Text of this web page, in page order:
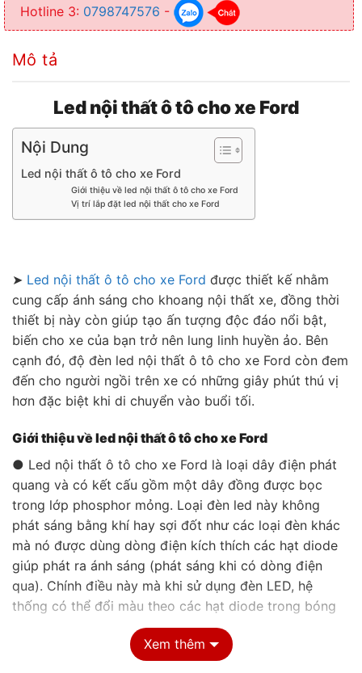
Hotline 3: 0798747576 -
Mô tả
Led nội thất ô tô cho xe Ford
Nội Dung
Led nội thất ô tô cho xe Ford
Giới thiệu về led nội thất ô tô cho xe Ford
Vị trí lắp đặt led nội thất cho xe Ford
➤ Led nội thất ô tô cho xe Ford được thiết kế nhằm
cung cấp ánh sáng cho khoang nội thất xe, đồng thời
thiết bị này còn giúp tạo ấn tượng độc đáo nổi bật,
biến cho xe của bạn trở nên lung linh huyền ảo. Bên
cạnh đó, độ đèn led nội thất ô tô cho xe Ford còn đem
đến cho người ngồi trên xe có những giây phút thú vị
hơn đặc biệt khi di chuyển vào buổi tối.
Giới thiệu về led nội thất ô tô cho xe Ford
● Led nội thất ô tô cho xe Ford là loại dây điện phát
quang và có kết cấu gồm một dây đồng được bọc
trong lớp phosphor mỏng. Loại đèn led này không
phát sáng bằng khí hay sợi đốt như các loại đèn khác
mà nó được dùng dòng điện kích thích các hạt diode
giúp phát ra ánh sáng (phát sáng khi có dòng điện
qua). Chính điều này mà khi sử dụng đèn LED, hệ
thống có thể đổi màu theo các hạt diode trong bóng
● Thiết bị sẽ giúp cho không gian bên trong xe Ford
Xem thêm